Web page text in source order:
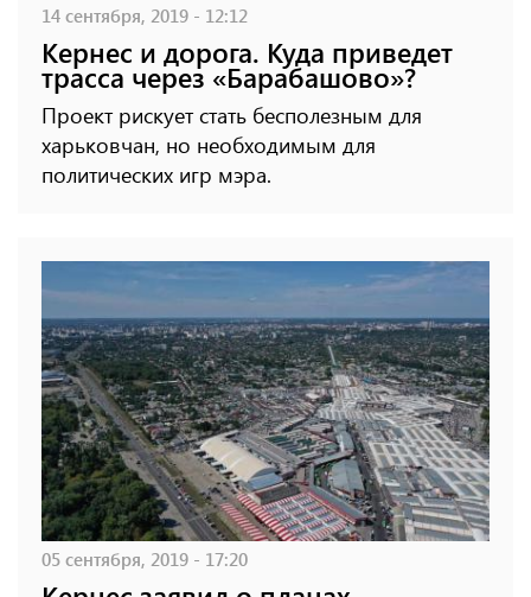
14 сентября, 2019 - 12:12
Кернес и дорога. Куда приведет
трасса через «Барабашово»?
Проект рискует стать бесполезным для
харьковчан, но необходимым для
политических игр мэра.
05 сентября, 2019 - 17:20